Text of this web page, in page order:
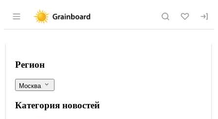
Раздел навигации по сайту
«Яндекс» намерен открыть
Фильтры
Регион
Москва
Категория новостей